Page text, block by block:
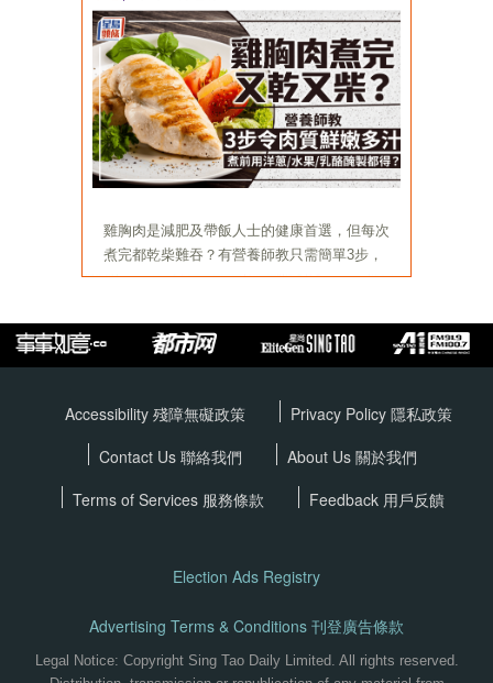
Accessibility 殘障無礙政策 Privacy Policy 隱私政策
Contact Us 聯絡我們
About Us 關於我們
Terms of Services 服務條款 Feedback 用戶反饋
Election Ads Registry
Advertising Terms & Conditions 刊登廣告條款
Legal Notice: Copyright Sing Tao Daily Limited. All rights reserved.